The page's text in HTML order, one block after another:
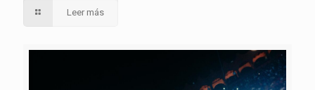
Leer más